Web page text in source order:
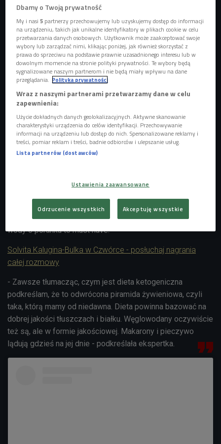
Solvita Kalugina ze swoją książką "Sztuka zdrowych wyborów" w studiu
Czwórki
Foto: Marcin Dławichowski/Polskie Radio
Sztuka zdrowych wyborów" to już kolejna książka wydana
przez gościnię Czwórki. - To nie jest typowa pozycja z
ketoprzepisami. Można liczyć na łatwe do wykonania
smakowitości, ale skupiłam się przede wszystkim na
zdrowych wyborach, których powinniśmy dokonywać na co
dzień - opowiadała gościni Czwórki. Jednym z ważnych
tematów, które porusza w swojej książce jest popularny
zdrowia i odczarowywanie mitów, które mnożą się w sieci.
dostarczanie sobie jak najmniej wysoko przetworzonych
produktów - wyliczała. - W moim przypadku dwie szklanki
wody o poranku to must have.
Solvita Kalugina-Bulka w Czwórce - posłuchaj nagrania
całej rozmowy
- Zawsze tłumacząc, czym jest dieta ketogeniczna
podkreślam, że to odwrócona piramida żywieniowa, czyli
taka, którą mamy od niedawna. Dieta powinna bazować na
dobrej jakości tłuszczach i białku. Węglowodany oczywiście
też są, ale w formie jakościowej. Makarony i pieczywo
lądują gdzieś na jej dnie - podkreślała ekspertka.
Dbamy o Twoją prywatność
My i nasi5 partnerzy przechowujemy lub uzyskujemy dostęp do informacji
na urządzeniu, takich jak unikalne identyfikatory w plikach cookie w celu
przetwarzania danych osobowych. Użytkownik może zaakceptować swoje
wybory lub zarządzać nimi, klikając poniżej, jak również skorzystać z
prawa do sprzeciwu na podstawie prawnie uzasadnionego interesu lub w
dowolnym momencie na stronie polityki prywatności. Te wybory będą
sygnalizowane naszym partnerom i nie będą miały wpływu na dane
przeglądania. Polityka prywatności
Wraz z naszymi partnerami przetwarzamy dane w celu
zapewnienia:
Użycie dokładnych danych geolokalizacyjnych. Aktywne skanowanie
charakterystyki urządzenia do celów identyfikacji. Przechowywanie
informacji na urządzeniu lub dostęp do nich. Spersonalizowane reklamy i
treści, pomiar reklam i treści, badnie odbiorców i ulepszanie usług.
Lista partnerów (dostawców)
Ustawienia zaawansowane
Odrzucenie wszystkich Akceptuję wszystkie